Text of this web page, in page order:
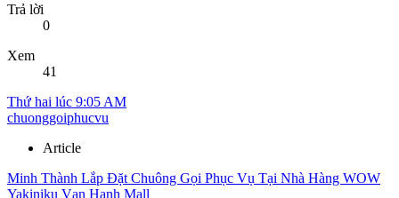
Trả lời
0
Xem
41
Thứ hai lúc 9:05 AM
chuonggoiphucvu
Article
Minh Thành Lắp Đặt Chuông Gọi Phục Vụ Tại Nhà Hàng WOW
Yakiniku Vạn Hạnh Mall